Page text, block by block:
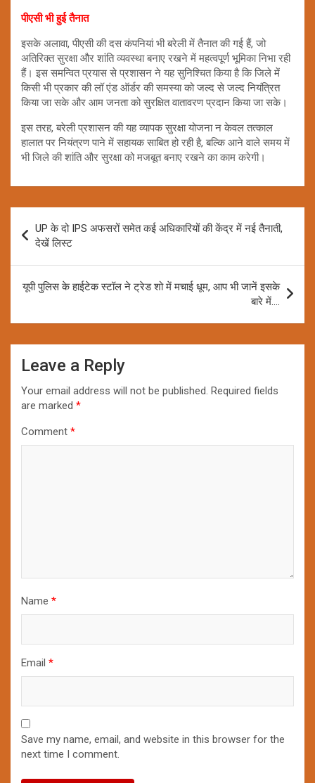
पीएसी भी हुई तैनात
इसके अलावा, पीएसी की दस कंपनियां भी बरेली में तैनात की गई हैं, जो
अतिरिक्त सुरक्षा और शांति व्यवस्था बनाए रखने में महत्वपूर्ण भूमिका निभा रही
हैं। इस समन्वित प्रयास से प्रशासन ने यह सुनिश्चित किया है कि जिले में
किसी भी प्रकार की लॉ एंड ऑर्डर की समस्या को जल्द से जल्द नियंत्रित
किया जा सके और आम जनता को सुरक्षित वातावरण प्रदान किया जा सके।
इस तरह, बरेली प्रशासन की यह व्यापक सुरक्षा योजना न केवल तत्काल
हालात पर नियंत्रण पाने में सहायक साबित हो रही है, बल्कि आने वाले समय में
भी जिले की शांति और सुरक्षा को मजबूत बनाए रखने का काम करेगी।
navigation
UP के दो IPS अफसरों समेत कई अधिकारियों की केंद्र में नई तैनाती,
देखें लिस्ट
यूपी पुलिस के हाईटेक स्टॉल ने ट्रेड शो में मचाई धूम, आप भी जानें इसके
बारे में….
Leave a Reply
Your email address will not be published. Required fields
are marked *
Comment *
Name *
Email *
Save my name, email, and website in this browser for the
next time I comment.